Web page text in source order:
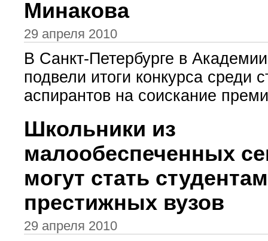
Минакова
29 апреля 2010
В Санкт-Петербурге в
подвели итоги конкурса среди
аспирантов на соискание
Школьники из
малообеспеченных
могут стать
престижных вузов
29 апреля 2010